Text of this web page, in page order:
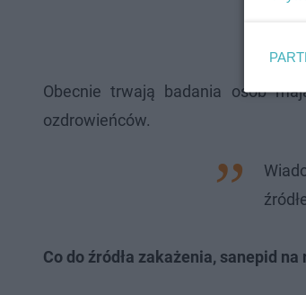
Obecnie trwają badania osób
ozdrowieńców.
Co do źródła zakażenia, sanepid